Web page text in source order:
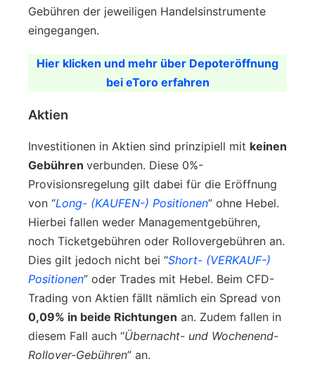
Gebühren der jeweiligen Handelsinstrumente
eingegangen.
Hier klicken und mehr über Depoteröffnung
bei eToro erfahren
Aktien
Investitionen in Aktien sind prinzipiell mit keinen
Gebühren verbunden. Diese 0%-
Provisionsregelung gilt dabei für die Eröffnung
von “Long- (KAUFEN-) Positionen” ohne Hebel.
Hierbei fallen weder Managementgebühren,
noch Ticketgebühren oder Rollovergebühren an.
Dies gilt jedoch nicht bei “Short- (VERKAUF-)
Positionen” oder Trades mit Hebel. Beim CFD-
Trading von Aktien fällt nämlich ein Spread von
0,09% in beide Richtungen an. Zudem fallen in
diesem Fall auch “Übernacht- und Wochenend-
Rollover-Gebühren” an.